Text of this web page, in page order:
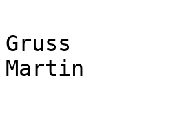
Gruss
Martin